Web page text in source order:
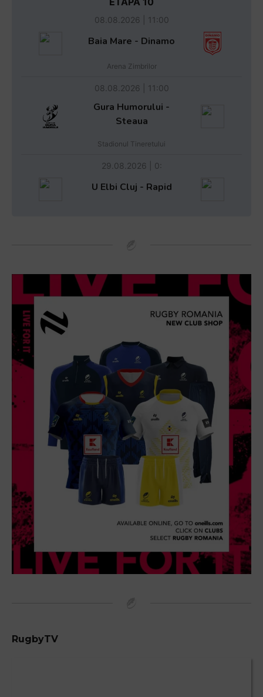
08.08.2026 | 11:00
Baia Mare - Dinamo
Arena Zimbrilor
08.08.2026 | 11:00
Gura Humorului -
Steaua
Stadionul Tineretului
29.08.2026 | 0:
U Elbi Cluj - Rapid
RugbyTV